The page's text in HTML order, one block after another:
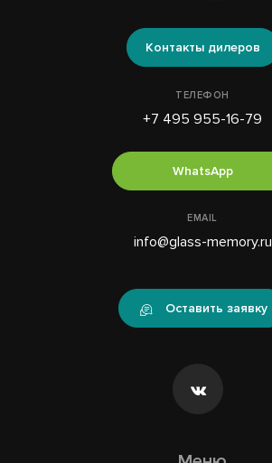
Контакты дилеров
ТЕЛЕФОН
+7 495 955-16-79
WhatsApp
EMAIL
info@glass-memory.ru
Оставить заявку